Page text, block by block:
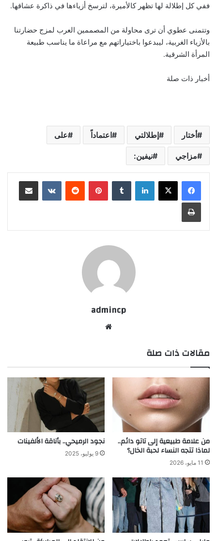
ففي كل إطلالة لها تظهر كالأميرة، لترسخ أزياءها في ذاكرة عشاقها.
وتتمنى عطوي أن ترى محاولة من المصممين العرب لمزج حضارتنا
بالأزياء الغربية، ليبدعوا باختياراتهم مع مراعاة ما يناسب طبيعة
المرأة الشرقية.
أخبار ذات صلة
أختار إطلالتي اعتماداً على
مزاجي نيفين:
لينكدإن بينتيريست
admincp
مقالات ذات صلة
من علامة طبيعية إلى تاتو دائم..
لماذا تتجه النساء لحبة الخال؟
11 مايو، 2026
نجود الرميحي.. بأناقة الألفينات
9 يوليو، 2025